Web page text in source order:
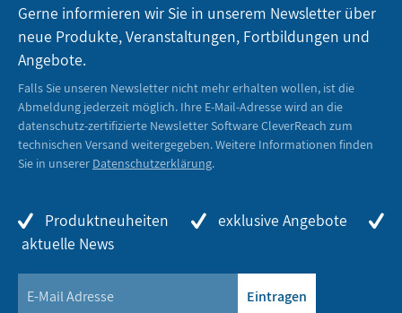
Gerne informieren wir Sie in unserem Newsletter über
neue Produkte, Veranstaltungen, Fortbildungen und
Angebote.
Falls Sie unseren Newsletter nicht mehr erhalten wollen, ist die
Abmeldung jederzeit möglich. Ihre E-Mail-Adresse wird an die
datenschutz-zertifizierte Newsletter Software CleverReach zum
technischen Versand weitergegeben. Weitere Informationen finden
Sie in unserer Datenschutzerklärung.
Produktneuheiten
exklusive Angebote
aktuelle News
Eintragen